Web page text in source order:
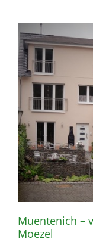
Muentenich –
Moezel